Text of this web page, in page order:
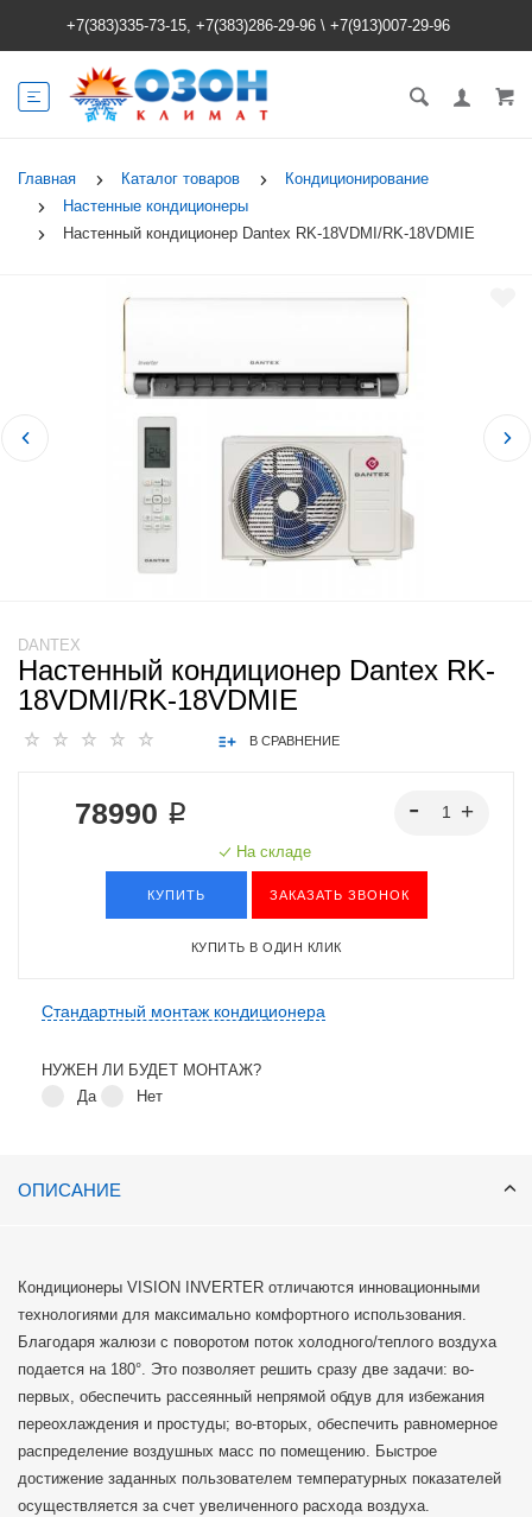
+7(383)335-73-15, +7(383)286-29-96 \ +7(913)007-29-96
Главная Каталог товаров
Кондиционирование
Настенные кондиционеры
Настенный кондиционер Dantex RK-18VDMI/RK-18VDMIE
DANTEX
Настенный кондиционер Dantex RK-
18VDMI/RK-18VDMIE
В СРАВНЕНИЕ
78990 ₽
На складе
КУПИТЬ ЗАКАЗАТЬ ЗВОНОК
КУПИТЬ В ОДИН КЛИК
Стандартный монтаж кондиционера
НУЖЕН ЛИ БУДЕТ МОНТАЖ?
Да
Нет
ОПИСАНИЕ
Кондиционеры VISION INVERTER отличаются инновационными
технологиями для максимально комфортного использования.
Благодаря жалюзи с поворотом поток холодного/теплого воздуха
подается на 180°. Это позволяет решить сразу две задачи: во-
первых, обеспечить рассеянный непрямой обдув для избежания
переохлаждения и простуды; во-вторых, обеспечить равномерное
распределение воздушных масс по помещению. Быстрое
достижение заданных пользователем температурных показателей
осуществляется за счет увеличенного расхода воздуха.